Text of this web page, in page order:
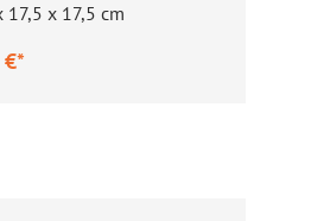
17,5 x 17,5 cm